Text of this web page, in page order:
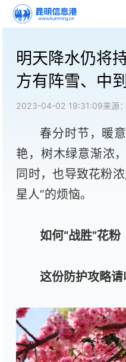
明天降水仍将
方有阵雪、中
2023-04-02 19:31:09来源
春分时节，暖
艳，树木绿意渐浓
同时，也导致花粉
星人”的烦恼。
如何“战胜”花粉
这份防护攻略